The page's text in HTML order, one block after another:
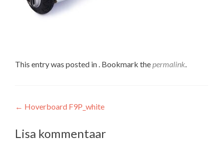
This entry was posted in . Bookmark thepermalink.
Navigeerimine
← Hoverboard F9P_white
Lisa kommentaar